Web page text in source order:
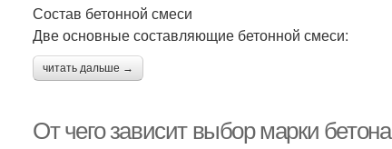
Состав бетонной смеси
Две основные составляющие бетонной смеси:
читать дальше →
От чего зависит выбор марки